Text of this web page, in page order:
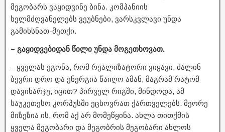
მეგობარს ვაყიდვინე ბინა. კომპანიის
ხელმძღვანელებს ვეუბნები, ვარსკვლავი უნდა
გამიხსნათ-მეთქი.
– გაყიდვებიდან წილი უნდა მოგეთხოვათ.
– ყველას ეგონა, რომ რეალიზატორი ვიყავი. ძალინ
ბევრი დრო და ენერგია წაიღო ამან, მაგრამ რატომ
დავიხარჯე, იცით? პირველ რიგში, მინდოდა, ამ
საუკეთესო კორპუსში ეცხოვრათ ქართველებს. მეორე
მიზეზია ის, რომ აქ არ მომეწყინა. ახლა თითქმის
ყველა მეგობარი და მეგობრის მეგობარი ახლოს